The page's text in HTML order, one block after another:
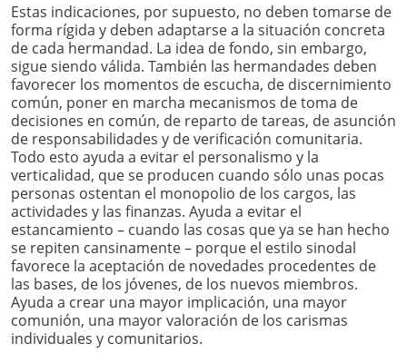
Estas indicaciones, por supuesto, no deben tomarse de
forma rígida y deben adaptarse a la situación concreta
de cada hermandad. La idea de fondo, sin embargo,
sigue siendo válida. También las hermandades deben
favorecer los momentos de escucha, de discernimiento
común, poner en marcha mecanismos de toma de
decisiones en común, de reparto de tareas, de asunción
de responsabilidades y de verificación comunitaria.
Todo esto ayuda a evitar el personalismo y la
verticalidad, que se producen cuando sólo unas pocas
personas ostentan el monopolio de los cargos, las
actividades y las finanzas. Ayuda a evitar el
estancamiento – cuando las cosas que ya se han hecho
se repiten cansinamente – porque el estilo sinodal
favorece la aceptación de novedades procedentes de
las bases, de los jóvenes, de los nuevos miembros.
Ayuda a crear una mayor implicación, una mayor
comunión, una mayor valoración de los carismas
individuales y comunitarios.